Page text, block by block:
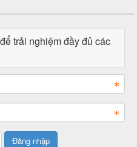
trải nghiệm đầy đủ các
Đăng nhập